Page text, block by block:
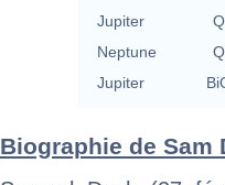
Jupiter
Neptune
Jupiter
Biographie de Sam